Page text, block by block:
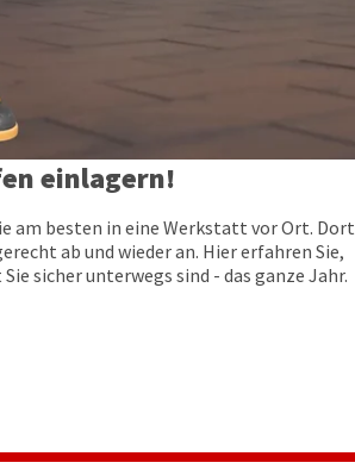
einlagern!
am besten in eine Werkstatt vor Ort. Dort
ab und wieder an. Hier erfahren Sie,
sicher unterwegs sind - das ganze Jahr.